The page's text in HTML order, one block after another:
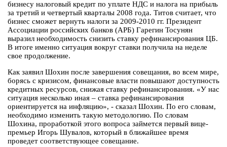
бизнесу налоговый кредит по уплате НДС и налога на прибыль
за третий и четвертый кварталы 2008 года. Титов считает, что
бизнес сможет вернуть налоги за 2009-2010 гг. Президент
Ассоциации российских банков (АРБ) Гарегин Тосунян
выразил необходимость снизить ставку рефинансирования ЦБ.
В итоге именно ситуация вокруг ставки получила на неделе
свое продолжение.
Как заявил Шохин после завершения совещания, во всем мире,
борясь с кризисом, финансовые власти повышают доступность
кредитных ресурсов, снижая ставку рефинансирования. «У нас
ситуация несколько иная – ставка рефинансирования
ориентируется на инфляцию», - сказал Шохин. По его словам,
необходимо изменить такую методологию. По словам
Шохина, проработкой этого вопроса займется первый вице-
премьер Игорь Шувалов, который в ближайшее время
проведет соответствующее совещание.